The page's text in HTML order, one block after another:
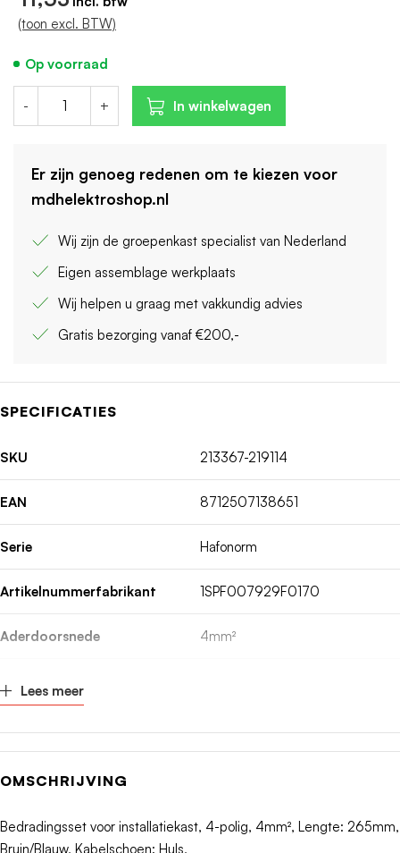
(toon excl. BTW)
- + In winkelwagen
Er zijn genoeg redenen om te kiezen voor
mdhelektroshop.nl
Wij zijn de groepenkast specialist van Nederland
Eigen assemblage werkplaats
Wij helpen u graag met vakkundig advies
Gratis bezorging vanaf €200,-
Op voorraad
SPECIFICATIES
SKU 213367-219114
EAN 8712507138651
Serie Hafonorm
Artikelnummerfabrikant 1SPF007929F0170
Aderdoorsnede 4mm²
Type kabelschoen
Lees meer
OMSCHRIJVING
Bedradingsset voor installatiekast, 4-polig, 4mm², Lengte: 265mm,
Bruin/Blauw, Kabelschoen: Huls,